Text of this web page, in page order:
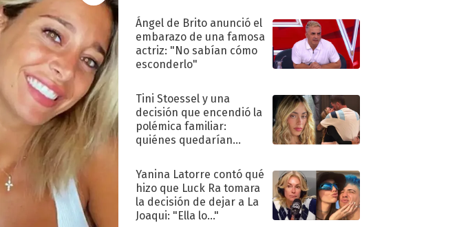
Ángel de Brito anunció el
embarazo de una famosa
actriz: "No sabían cómo
esconderlo"
Tini Stoessel y una
decisión que encendió la
polémica familiar:
quiénes quedarían
Yanina Latorre contó qué
hizo que Luck Ra tomara
la decisión de dejar a La
Joaqui: "Ella lo..."